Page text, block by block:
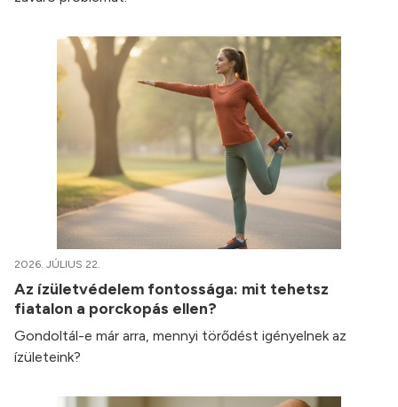
2026. JÚLIUS 22.
Az ízületvédelem fontossága: mit tehetsz
fiatalon a porckopás ellen?
Gondoltál-e már arra, mennyi törődést igényelnek az
ízületeink?